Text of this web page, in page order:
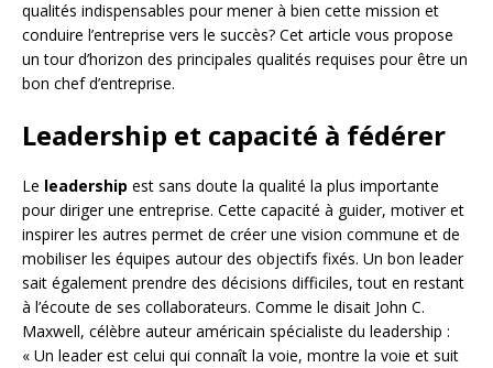
qualités indispensables pour mener à bien cette mission et
conduire l’entreprise vers le succès? Cet article vous propose
un tour d’horizon des principales qualités requises pour être un
bon chef d’entreprise.
Leadership et capacité à fédérer
Le leadership est sans doute la qualité la plus importante
pour diriger une entreprise. Cette capacité à guider, motiver et
inspirer les autres permet de créer une vision commune et de
mobiliser les équipes autour des objectifs fixés. Un bon leader
sait également prendre des décisions difficiles, tout en restant
à l’écoute de ses collaborateurs. Comme le disait John C.
Maxwell, célèbre auteur américain spécialiste du leadership :
« Un leader est celui qui connaît la voie, montre la voie et suit